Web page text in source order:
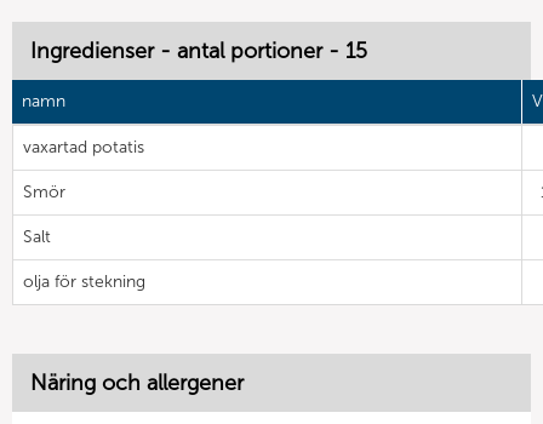
Ingredienser - antal portioner - 15
namn
vaxartad potatis
Smör
Salt
olja för stekning
Näring och allergener